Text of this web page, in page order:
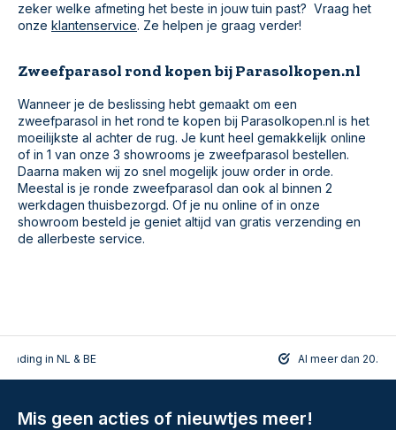
zeker welke afmeting het beste in jouw tuin past? Vraag het
onze klantenservice. Ze helpen je graag verder!
Zweefparasol rond kopen bij Parasolkopen.nl
Wanneer je de beslissing hebt gemaakt om een
zweefparasol in het rond te kopen bij Parasolkopen.nl is het
moeilijkste al achter de rug. Je kunt heel gemakkelijk online
of in 1 van onze 3 showrooms je zweefparasol bestellen.
Daarna maken wij zo snel mogelijk jouw order in orde.
Meestal is je ronde zweefparasol dan ook al binnen 2
werkdagen thuisbezorgd. Of je nu online of in onze
showroom besteld je geniet altijd van gratis verzending en
de allerbeste service.
in NL & BE Al meer dan
Mis geen acties of nieuwtjes meer!